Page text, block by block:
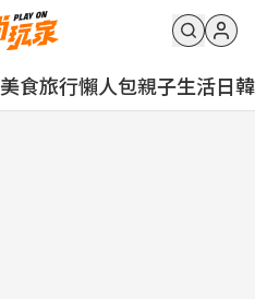
美食旅行懶人包親子生活日韓